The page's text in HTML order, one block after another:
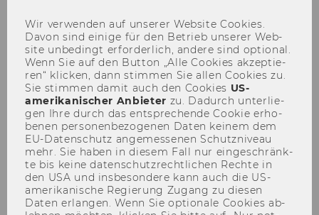
Der Inhalt dieser Seite ist aktuell nur auf
Englisch verfügbar.
Wir ver­wen­den auf un­se­rer Web­site Coo­kies.
Davon sind ei­ni­ge für den Be­trieb un­se­rer Web­
site un­be­dingt er­for­der­lich, an­de­re sind op­tio­nal.
Wenn Sie auf den But­ton „Alle Coo­kies ak­zep­tie­
ren“ kli­cken, dann stim­men Sie allen Coo­kies zu.
Sie stim­men damit auch den Coo­kies US-​
amerikanischer An­bie­ter zu. Da­durch un­ter­lie­
gen Ihre durch das ent­spre­chen­de Coo­kie er­ho­
be­nen per­so­nen­be­zo­ge­nen Daten kei­nem dem
EU-​Datenschutz an­ge­mes­se­nen Schutz­ni­veau
mehr. Sie haben in die­sem Fall nur ein­ge­schränk­
te bis keine da­ten­schutz­recht­li­chen Rech­te in
den USA und ins­be­son­de­re kann auch die US-​
amerikanische Re­gie­rung Zu­gang zu die­sen
Daten er­lan­gen. Wenn Sie op­tio­na­le Coo­kies ab­